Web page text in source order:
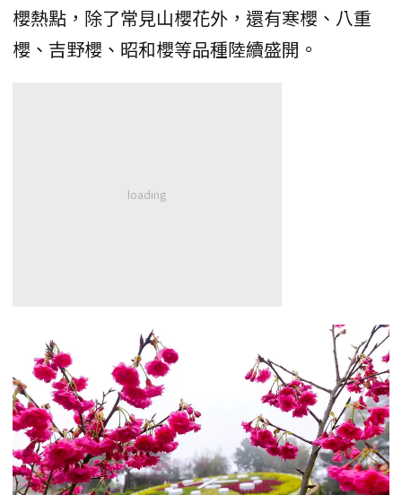
櫻熱點，除了常見山櫻花外，還有寒櫻、八重
櫻、吉野櫻、昭和櫻等品種陸續盛開。